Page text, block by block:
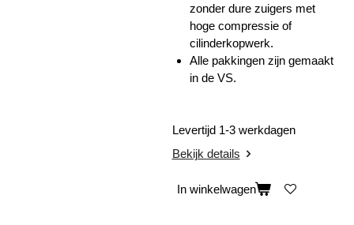
zonder dure zuigers met
hoge compressie of
cilinderkopwerk.
Alle pakkingen zijn gemaakt
in de VS.
Levertijd 1-3 werkdagen
Bekijk details
In winkelwagen